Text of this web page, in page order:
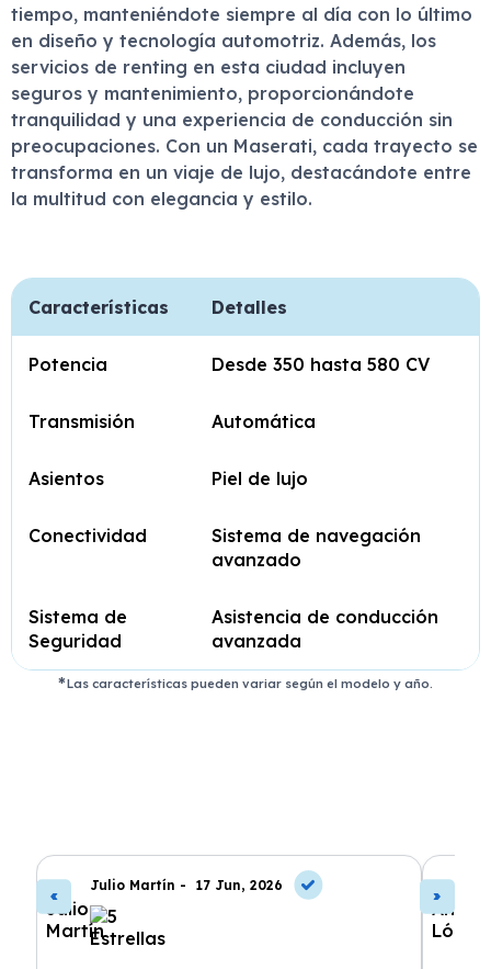
tiempo, manteniéndote siempre al día con lo último
en diseño y tecnología automotriz. Además, los
servicios de renting en esta ciudad incluyen
seguros y mantenimiento, proporcionándote
tranquilidad y una experiencia de conducción sin
preocupaciones. Con un Maserati, cada trayecto se
transforma en un viaje de lujo, destacándote entre
la multitud con elegancia y estilo.
Características Detalles
Potencia Desde 350 hasta 580 CV
Transmisión Automática
Asientos Piel de lujo
Conectividad
Sistema de navegación
avanzado
Sistema de
Seguridad
Asistencia de conducción
avanzada
Las características pueden variar según el modelo y año.
Julio Martín - 17 Jun, 2026